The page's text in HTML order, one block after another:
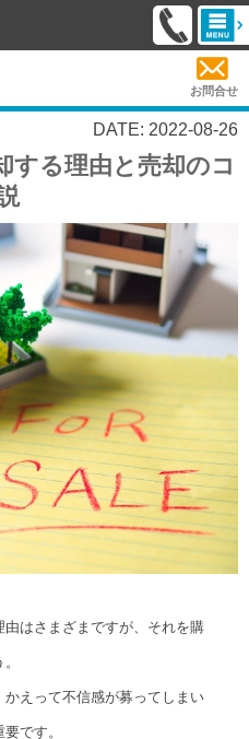
お問合せ
DATE: 2022-08-26
する理由と売却のコ
はさまざまですが、それを購
えって不信感が募ってしまい
です。